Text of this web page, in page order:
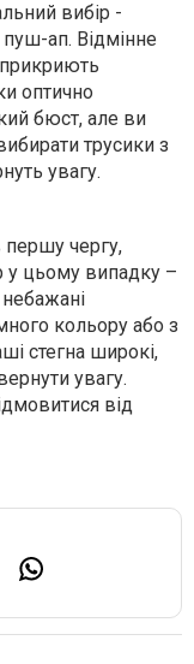
вибір -
ап. Відмінне
прикриють
оптично
бюст, але ви
трусики з
увагу.
чергу,
у цьому випадку –
кольору або з
стегна широкі,
увагу.
від